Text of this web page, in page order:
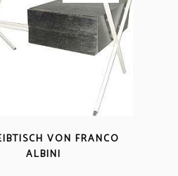
VON FRANCO
ALBINI